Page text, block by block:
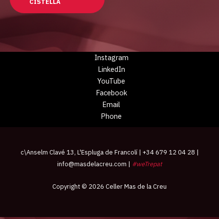
Instagram
LinkedIn
YouTube
Facebook
Email
Phone
c\Anselm Clavé 13, L'Espluga de Francolí | +34 679 12 04 28 |
info@masdelacreu.com | #weTrepat
Copyright © 2026 Celler Mas de la Creu